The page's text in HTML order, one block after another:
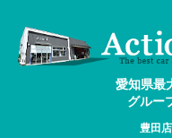
愛知県最
グルー
豊田